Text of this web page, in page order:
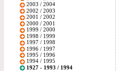
2003 / 2004
2002 / 2003
2001 / 2002
2000 / 2001
1999 / 2000
1998 / 1999
1997 / 1998
1996 / 1997
1995 / 1996
1994 / 1995
1927 - 1993 / 1994